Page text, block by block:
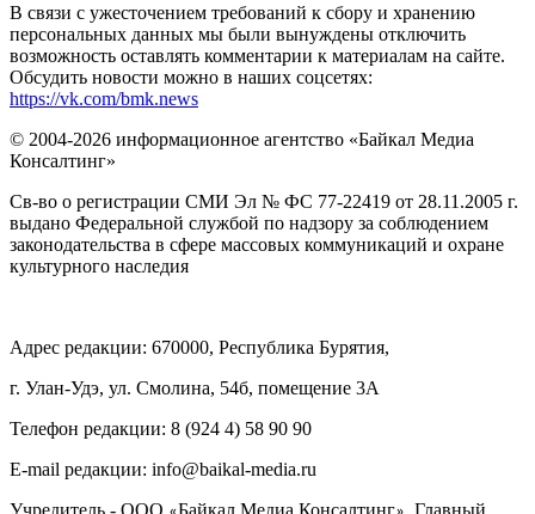
В связи с ужесточением требований к сбору и хранению
персональных данных мы были вынуждены отключить
возможность оставлять комментарии к материалам на сайте.
Обсудить новости можно в наших соцсетях:
https://vk.com/bmk.news
© 2004-2026 информационное агентство «Байкал Медиа
Консалтинг»
Св-во о регистрации СМИ Эл № ФС 77-22419 от 28.11.2005 г.
выдано Федеральной службой по надзору за соблюдением
законодательства в сфере массовых коммуникаций и охране
культурного наследия
Адрес редакции: 670000, Республика Бурятия,
г. Улан-Удэ, ул. Смолина, 54б, помещение 3А
Телефон редакции: ‎‎8 (924 4) 58 90 90
E-mail редакции: info@baikal-media.ru
Учредитель - ООО
Байкал Медиа Консалтинг . Главный